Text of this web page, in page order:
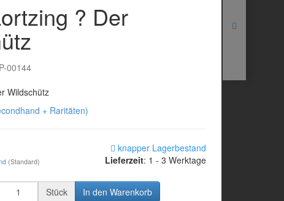
? Der
00144
Wildschütz
+ Raritäten)
(Standard)
knapper Lagerbestand
Lieferzeit: 1 - 3 Werktage
Stück In den Warenkorb